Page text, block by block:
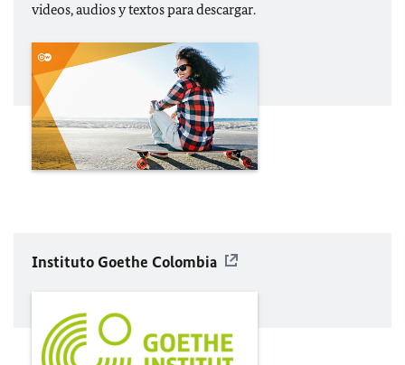
videos, audios y textos para descargar.
Instituto Goethe Colombia